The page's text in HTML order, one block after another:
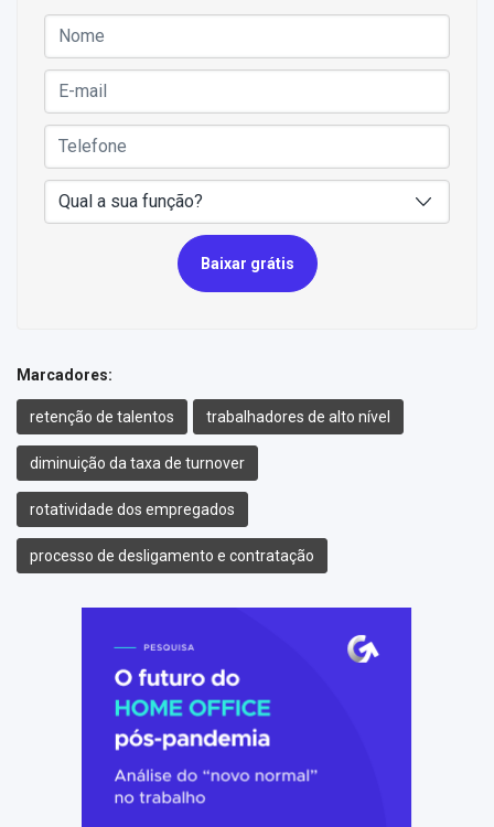
Baixar grátis
Marcadores:
retenção de talentos trabalhadores de alto nível
diminuição da taxa de turnover
rotatividade dos empregados
processo de desligamento e contratação